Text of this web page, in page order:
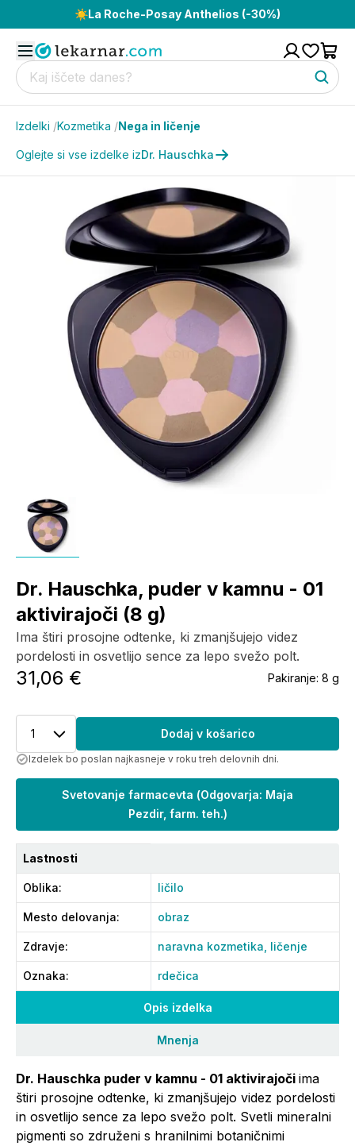
☀️La Roche-Posay Anthelios (-30%)
Izdelki /Kozmetika /Nega in ličenje
Oglejte si vse izdelke izDr. Hauschka
Opis izdelka
Mnenja
Dr. Hauschka puder v kamnu - 01 aktivirajoči ima
štiri prosojne odtenke, ki zmanjšujejo videz pordelosti
in osvetlijo sence za lepo svežo polt. Svetli mineralni
pigmenti so združeni s hranilnimi botaničnimi
Dr. Hauschka, puder v kamnu - 01
aktivirajoči (8 g)
Ima štiri prosojne odtenke, ki zmanjšujejo videz
pordelosti in osvetlijo sence za lepo svežo polt.
31,06 € Pakiranje: 8 g
1 Dodaj v košarico
Izdelek bo poslan najkasneje v roku treh delovnih dni.
Svetovanje farmacevta (Odgovarja: Maja
Pezdir, farm. teh.)
Lastnosti
Oblika: ličilo
Mesto delovanja: obraz
Zdravje: naravna kozmetika, ličenje
Oznaka: rdečica